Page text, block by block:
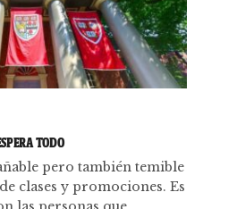
TODO
pero también temible
clases y promociones. Es